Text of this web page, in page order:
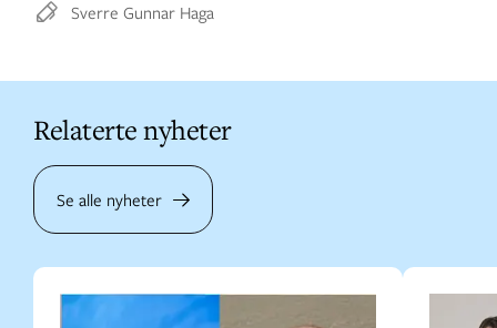
Sverre Gunnar Haga
Relaterte nyheter
Se alle nyheter